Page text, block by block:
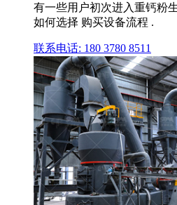
有一些用户初次进入重钙粉
如何选择 购买设备流程 .
联系电话: 180 3780 8511